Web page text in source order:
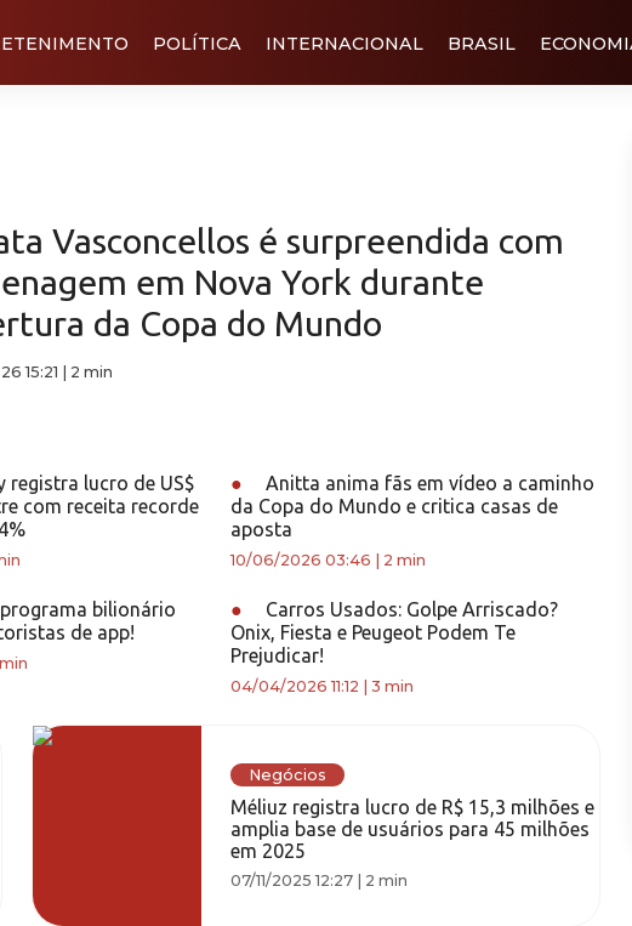
POLÍTICA INTERNACIONAL BRASIL
Vasconcellos é surpreendida com
em Nova York durante
da Copa do Mundo
15:21 2 min
registra lucro de US$
com receita recorde
●
Anitta anima fãs em vídeo a caminho
da Copa do Mundo e critica casas de
aposta
10/06/2026 03:46 2 min
bilionário
de app!
●
Carros Usados: Golpe Arriscado?
Onix, Fiesta e Peugeot Podem Te
Prejudicar!
04/04/2026 11:12 3 min
Negócios
Méliuz registra lucro de R$ 15,3 milhões e
amplia base de usuários para 45 milhões
em 2025
07/11/2025 12:27 | 2 min